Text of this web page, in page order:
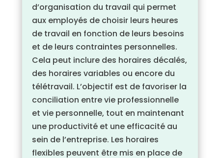
d’organisation du travail qui permet
aux employés de choisir leurs heures
de travail en fonction de leurs besoins
et de leurs contraintes personnelles.
Cela peut inclure des horaires décalés,
des horaires variables ou encore du
télétravail. L’objectif est de favoriser la
conciliation entre vie professionnelle
et vie personnelle, tout en maintenant
une productivité et une efficacité au
sein de l’entreprise. Les horaires
flexibles peuvent être mis en place de